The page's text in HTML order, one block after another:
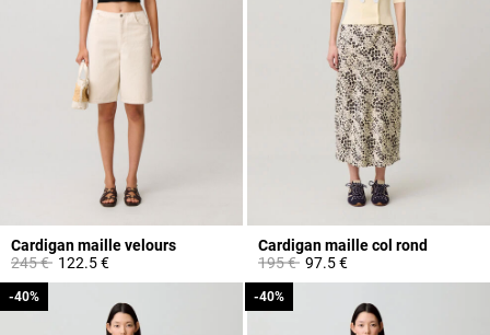
Cardigan maille velours
Prix réduit à partir de
245 €à122.5 €
Cardigan maille col rond
Prix réduit à partir de
195 €à97.5 €
-40%
-40% -40%
-40%